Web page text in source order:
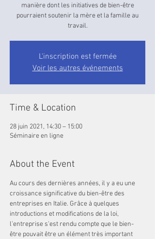
manière dont les initiatives de bien-être
pourraient soutenir la mère et la famille au
travail.
L'inscription est fermée
Voir les autres événements
Time & Location
28 juin 2021, 14:30 – 15:00
Séminaire en ligne
About the Event
Au cours des dernières années, il y a eu une
croissance significative du bien-être des
entreprises en Italie. Grâce à quelques
introductions et modifications de la loi,
l'entreprise s'est rendu compte que le bien-
être pouvait être un élément très important